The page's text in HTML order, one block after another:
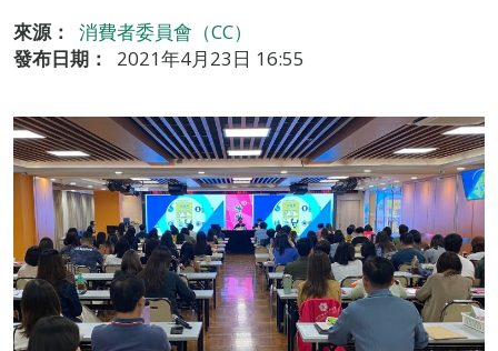
來源：
消費者委員會（CC）
發布日期：
2021年4月23日 16:55